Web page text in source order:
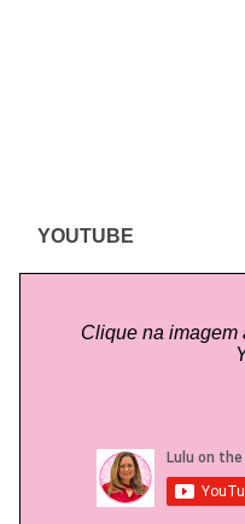
YOUTUBE
Clique na imagem